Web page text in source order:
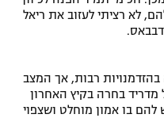
לא רציתי לעזוב את ריאל
רבות, אך המצב
בחרה בקיץ האחרון
בו אמון מוחלט ושצפוי